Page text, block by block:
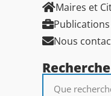
Maires et
Nous
Recherche